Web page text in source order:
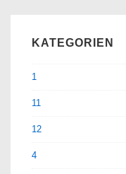
KATEGORIEN
1
11
12
4